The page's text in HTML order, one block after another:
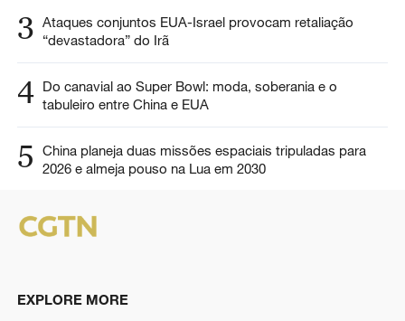
3 Ataques conjuntos EUA-Israel provocam retaliação
“devastadora” do Irã
4 Do canavial ao Super Bowl: moda, soberania e o
tabuleiro entre China e EUA
5
China planeja duas missões espaciais tripuladas para
2026 e almeja pouso na Lua em 2030
EXPLORE MORE